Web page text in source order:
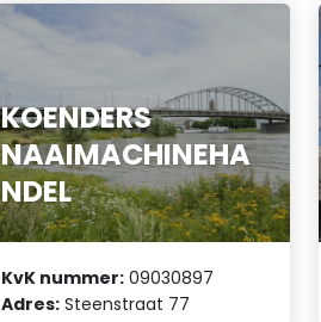
KOENDERS
NAAIMACHINEHA
NDEL
KvK nummer: 09030897
Adres: Steenstraat 77